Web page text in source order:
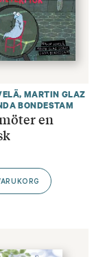
, MARTIN GLAZ
BONDESTAM
en